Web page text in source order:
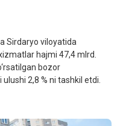
Sirdaryo viloyatida
hajmi 47,4 mlrd.
bozor
2,8 % ni tashkil etdi.